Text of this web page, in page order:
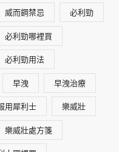
威而鋼禁忌 必利勁
必利勁哪裡買
必利勁用法
早洩 早洩治療
用犀利士 樂威壯
樂威壯處方箋